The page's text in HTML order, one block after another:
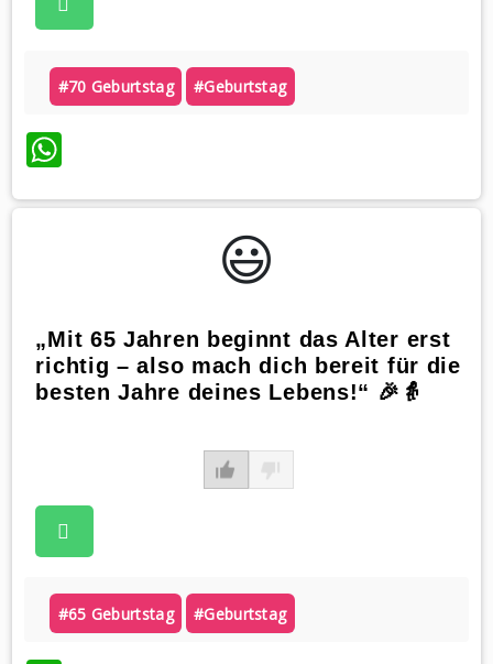
#70 Geburtstag #geburtstag
WhatsApp
😃️
„Mit 65 Jahren beginnt das Alter erst
richtig – also mach dich bereit für die
besten Jahre deines Lebens!“ 🎉👵
#65 Geburtstag #geburtstag